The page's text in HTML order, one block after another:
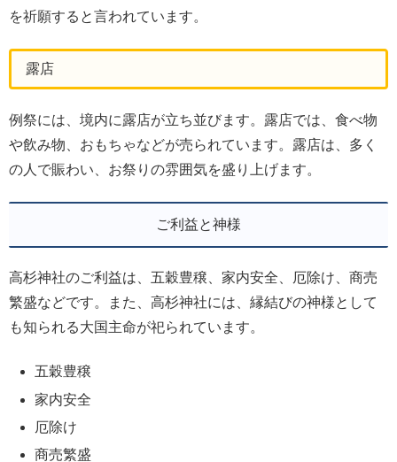
を祈願すると言われています。
露店
例祭には、境内に露店が立ち並びます。露店では、食べ物
や飲み物、おもちゃなどが売られています。露店は、多く
の人で賑わい、お祭りの雰囲気を盛り上げます。
ご利益と神様
高杉神社のご利益は、五穀豊穣、家内安全、厄除け、商売
繁盛などです。また、高杉神社には、縁結びの神様として
も知られる大国主命が祀られています。
五穀豊穣
家内安全
厄除け
商売繁盛